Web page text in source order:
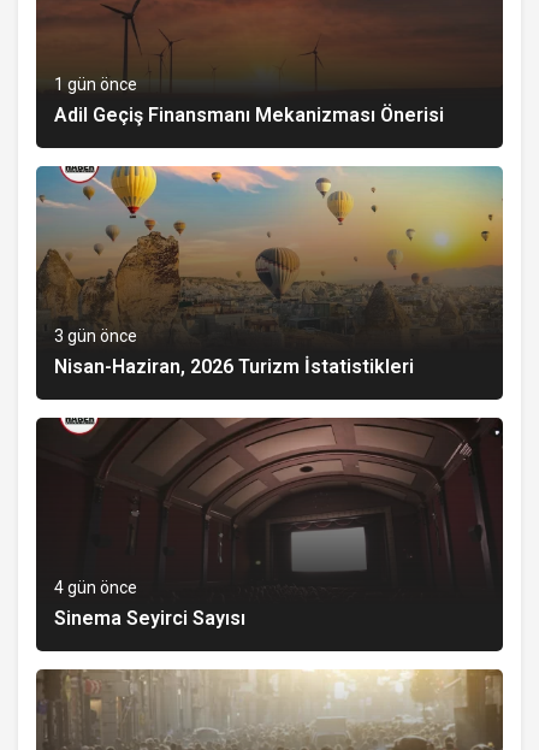
1 gün önce
Adil Geçiş Finansmanı Mekanizması Önerisi
3 gün önce
Nisan-Haziran, 2026 Turizm İstatistikleri
4 gün önce
Sinema Seyirci Sayısı